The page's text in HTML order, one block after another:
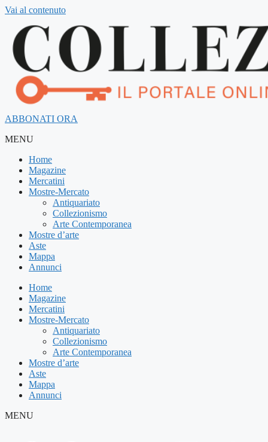
Vai al contenuto
ABBONATI ORA
MENU
Home
Magazine
Mercatini
Mostre-Mercato
Antiquariato
Collezionismo
Arte Contemporanea
Mostre d’arte
Aste
Mappa
Annunci
Home
Magazine
Mercatini
Mostre-Mercato
Antiquariato
Collezionismo
Arte Contemporanea
Mostre d’arte
Aste
Mappa
Annunci
MENU